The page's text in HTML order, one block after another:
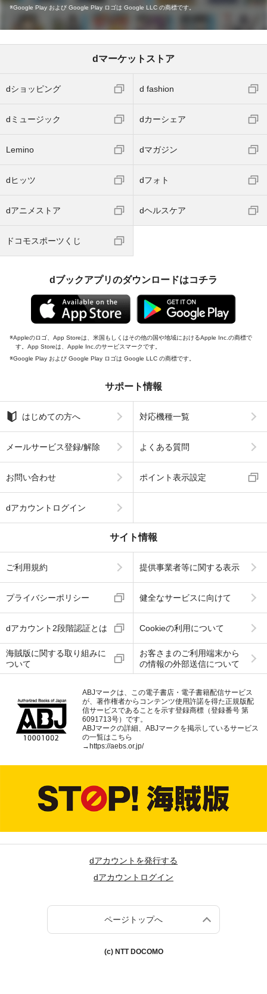
Google Play および Google Play ロゴは Google LLC の商標です。
dマーケットストア
dショッピング d fashion
dミュージック dカーシェア
Lemino dマガジン
dヒッツ dフォト
dアニメストア dヘルスケア
ドコモスポーツくじ
dブックアプリのダウンロードはコチラ
Appleのロゴ、App Storeは、米国もしくはその他の国や地域におけるApple Inc.の商標で
す。App Storeは、Apple Inc.のサービスマークです。
Google Play および Google Play ロゴは Google LLC の商標です。
サポート情報
はじめての方へ 対応機種一覧
メールサービス登録/解除 よくある質問
お問い合わせ ポイント表示設定
dアカウントログイン
サイト情報
ご利用規約 提供事業者等に関する表示
プライバシーポリシー 健全なサービスに向けて
dアカウント2段階認証とは Cookieの利用について
海賊版に関する取り組みに
ついて
お客さまのご利用端末から
の情報の外部送信について
ABJマークは、この電子書店・電子書籍配信サービス
が、著作権者からコンテンツ使用許諾を得た正規版配
信サービスであることを示す登録商標（登録番号 第
6091713号）です。
ABJマークの詳細、ABJマークを掲示しているサービス
の一覧はこちら
→ https://aebs.or.jp/
dアカウントを発行する
dアカウントログイン
ページトップへ
(c) NTT DOCOMO